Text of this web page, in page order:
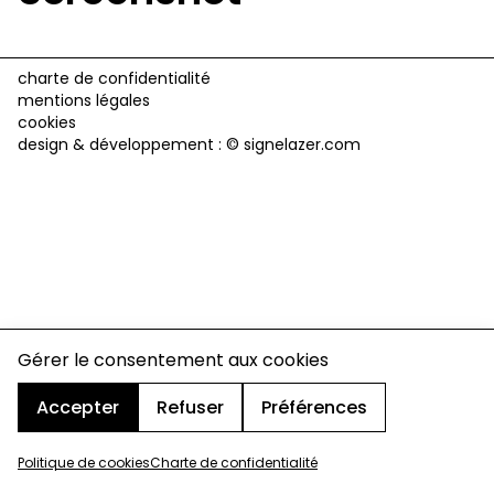
Gérer le consentement aux cookies
Accepter
Refuser Préférences
Politique de cookiesCharte de confidentialité
charte de confidentialité
mentions légales
cookies
design & développement : © signelazer.com